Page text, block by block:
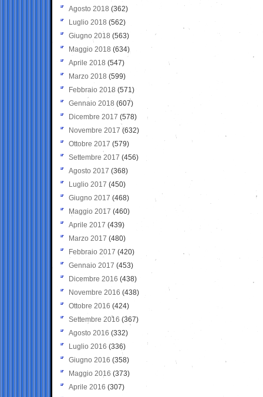
Agosto 2018 (362)
Luglio 2018 (562)
Giugno 2018 (563)
Maggio 2018 (634)
Aprile 2018 (547)
Marzo 2018 (599)
Febbraio 2018 (571)
Gennaio 2018 (607)
Dicembre 2017 (578)
Novembre 2017 (632)
Ottobre 2017 (579)
Settembre 2017 (456)
Agosto 2017 (368)
Luglio 2017 (450)
Giugno 2017 (468)
Maggio 2017 (460)
Aprile 2017 (439)
Marzo 2017 (480)
Febbraio 2017 (420)
Gennaio 2017 (453)
Dicembre 2016 (438)
Novembre 2016 (438)
Ottobre 2016 (424)
Settembre 2016 (367)
Agosto 2016 (332)
Luglio 2016 (336)
Giugno 2016 (358)
Maggio 2016 (373)
Aprile 2016 (307)